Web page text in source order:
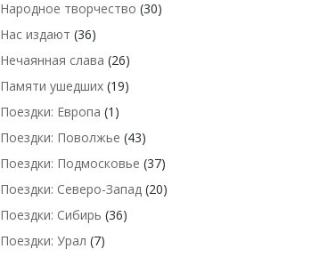
Народное творчество (30)
Нас издают (36)
Нечаянная слава (26)
Памяти ушедших (19)
Поездки: Европа (1)
Поездки: Поволжье (43)
Поездки: Подмосковье (37)
Поездки: Северо-Запад (20)
Поездки: Сибирь (36)
Поездки: Урал (7)